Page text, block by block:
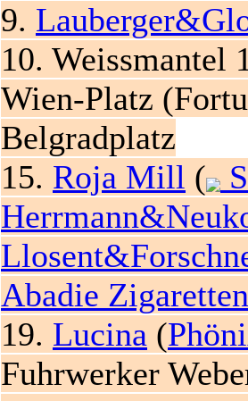
9.
10. Weissmantel
Wien-Platz
Belgradplatz
15. Roja Mill (
Abadie
19. Lucina (
Fuhrwerker